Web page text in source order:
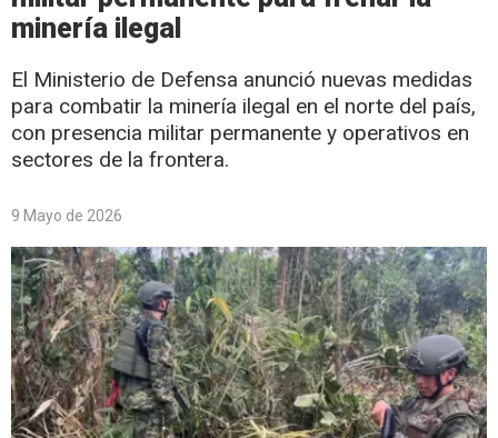
minería ilegal
El Ministerio de Defensa anunció nuevas medidas
para combatir la minería ilegal en el norte del país,
con presencia militar permanente y operativos en
sectores de la frontera.
9 Mayo de 2026